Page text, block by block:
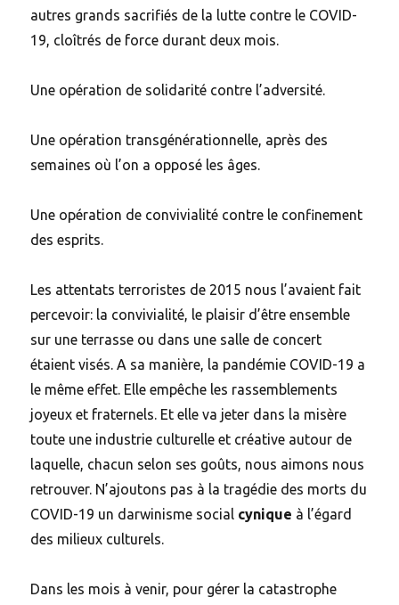
autres grands sacrifiés de la lutte contre le COVID-
19, cloîtrés de force durant deux mois.
Une opération de solidarité contre l’adversité.
Une opération transgénérationnelle, après des
semaines où l’on a opposé les âges.
Une opération de convivialité contre le confinement
des esprits.
Les attentats terroristes de 2015 nous l’avaient fait
percevoir: la convivialité, le plaisir d’être ensemble
sur une terrasse ou dans une salle de concert
étaient visés. A sa manière, la pandémie COVID-19 a
le même effet. Elle empêche les rassemblements
joyeux et fraternels. Et elle va jeter dans la misère
toute une industrie culturelle et créative autour de
laquelle, chacun selon ses goûts, nous aimons nous
retrouver. N’ajoutons pas à la tragédie des morts du
COVID-19 un darwinisme social cynique à l’égard
des milieux culturels.
Dans les mois à venir, pour gérer la catastrophe